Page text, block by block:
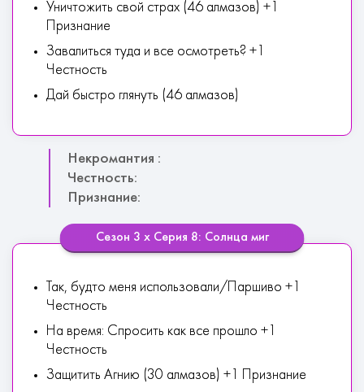
Уничтожить свой страх (46 алмазов) +1
Признание
Завалиться туда и все осмотреть? +1
Честность
Дай быстро глянуть (46 алмазов)
Некромантия :
Честность:
Признание:
Сезон 3 х Серия 8: Солнца миг
Так, будто меня использовали/Паршиво +1
Честность
На время: Спросить как все прошло +1
Честность
Защитить Агнию (30 алмазов) +1 Признание